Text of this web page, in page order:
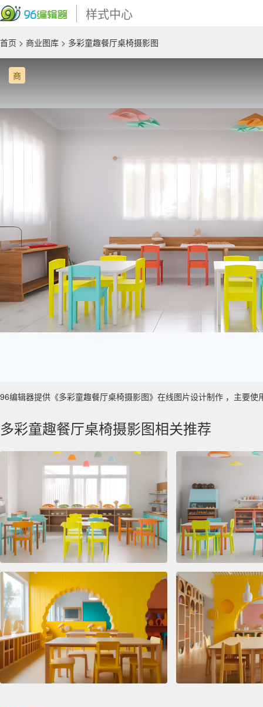
样式中心
首页 > 商业图库 > 多彩童趣餐厅桌椅摄影图
商
96编辑器提供《多彩童趣餐厅桌椅摄影图》在线图片设计制作 ，主要
多彩童趣餐厅桌椅摄影图相关推荐